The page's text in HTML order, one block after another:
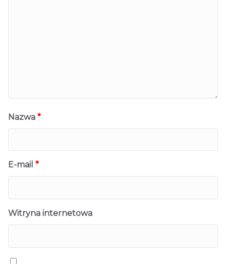
Nazwa *
E-mail *
Witryna internetowa